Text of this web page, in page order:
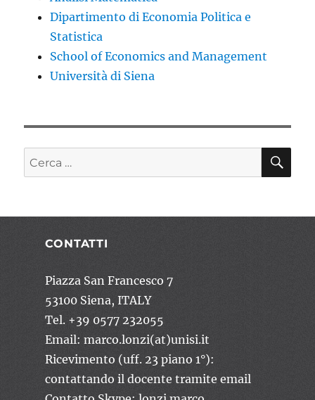
Dipartimento di Economia Politica e
Statistica
School of Economics and Management
Università di Siena
Cerca:
CONTATTI
Piazza San Francesco 7
53100 Siena, ITALY
Tel. +39 0577 232055
Email: marco.lonzi(at)unisi.it
Ricevimento (uff. 23 piano 1°):
contattando il docente tramite email